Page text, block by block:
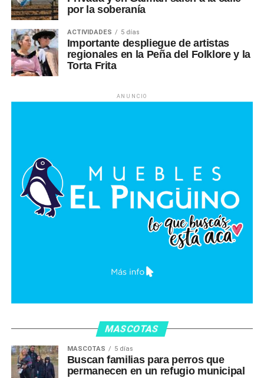
por la soberanía
ACTIVIDADES 5 días
Importante despliegue de artistas
regionales en la Peña del Folklore y la
Torta Frita
ANUNCIO
MASCOTAS
MASCOTAS 5 días
Buscan familias para perros que
permanecen en un refugio municipal